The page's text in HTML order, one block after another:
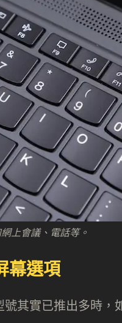
上會議、電話等。
幕選項
其實已推出多時，